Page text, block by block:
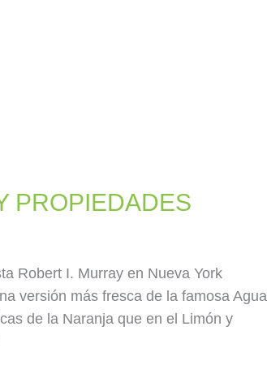
PROPIEDADES
Robert I. Murray en Nueva York
versión más fresca de la famosa Agua
de la Naranja que en el Limón y